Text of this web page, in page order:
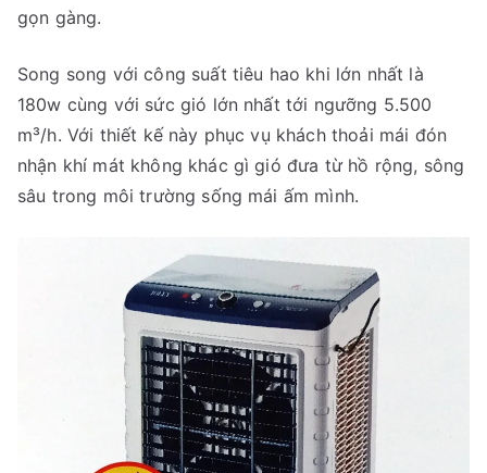
gọn gàng.
Song song với công suất tiêu hao khi lớn nhất là
180w cùng với sức gió lớn nhất tới ngưỡng 5.500
m³/h. Với thiết kế này phục vụ khách thoải mái đón
nhận khí mát không khác gì gió đưa từ hồ rộng, sông
sâu trong môi trường sống mái ấm mình.